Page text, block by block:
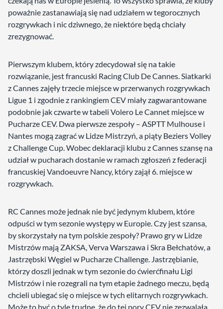
poważnie zastanawiają się nad udziałem w tegorocznych
rozgrywkach i nic dziwnego, że niektóre będą chciały
zrezygnować.
Pierwszym klubem, który zdecydował się na takie
rozwiązanie, jest francuski Racing Club De Cannes. Siatkarki
z Cannes zajęły trzecie miejsce w przerwanych rozgrywkach
Ligue 1 i zgodnie z rankingiem CEV miały zagwarantowane
podobnie jak czwarte w tabeli Volero Le Cannet miejsce w
Pucharze CEV. Dwa pierwsze zespoły – ASPTT Mulhouse i
Nantes mogą zagrać w Lidze Mistrzyń, a piąty Beziers Volley
z Challenge Cup. Wobec deklaracji klubu z Cannes szansę na
udział w pucharach dostanie w ramach zgłoszeń z federacji
francuskiej Vandoeuvre Nancy, który zajął 6. miejsce w
rozgrywkach.
RC Cannes może jednak nie być jedynym klubem, które
odpuści w tym sezonie występy w Europie. Czy jest szansa,
by skorzystały na tym polskie zespoły? Prawo gry w Lidze
Mistrzów mają ZAKSA, Verva Warszawa i Skra Bełchatów, a
Jastrzębski Węgiel w Pucharze Challenge. Jastrzębianie,
którzy doszli jednak w tym sezonie do ćwierćfinału Ligi
Mistrzów i nie rozegrali na tym etapie żadnego meczu, będą
chcieli ubiegać się o miejsce w tych elitarnych rozgrywkach.
Może to być o tyle trudne, że do tej pory CEV nie zezwalała